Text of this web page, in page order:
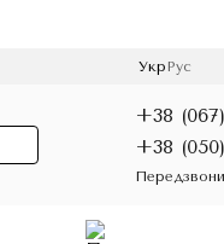
Укр Рус
+38
+38